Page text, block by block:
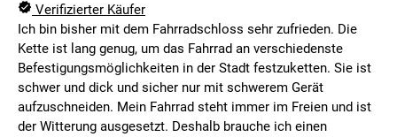
Verifizierter Käufer
Ich bin bisher mit dem Fahrradschloss sehr zufrieden. Die
Kette ist lang genug, um das Fahrrad an verschiedenste
Befestigungsmöglichkeiten in der Stadt festzuketten. Sie ist
schwer und dick und sicher nur mit schwerem Gerät
aufzuschneiden. Mein Fahrrad steht immer im Freien und ist
der Witterung ausgesetzt. Deshalb brauche ich einen